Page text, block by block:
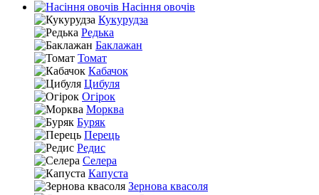
Насіння овочів
Кукурудза
Редька
Баклажан
Томат
Кабачок
Цибуля
Огірок
Морква
Буряк
Перець
Редис
Селера
Капуста
Зернова квасоля